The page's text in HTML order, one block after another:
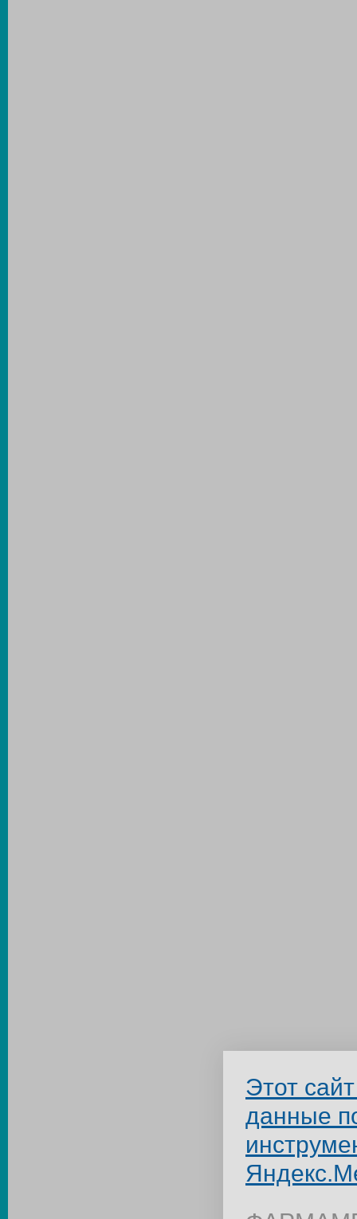
Этот
данные